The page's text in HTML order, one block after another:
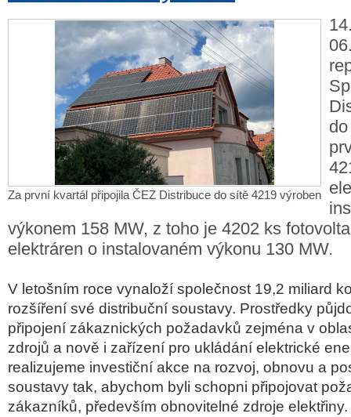
Za první kvartál připojila ČEZ Distribuce do sítě 4219 výroben
výkonem 158 MW, z toho je 4202 ks
elektráren o instalovaném výkonu 130 MW.
V letošním roce vynaloží společnost 19,2 miliard
rozšíření své distribuční soustavy. Prostředky
připojení zákaznických požadavků zejména v
zdrojů a nově i zařízení pro ukládání elektrické
realizujeme investiční akce na rozvoj, obnovu a
soustavy tak, abychom byli schopni připojovat
zákazníků, především obnovitelné zdroje